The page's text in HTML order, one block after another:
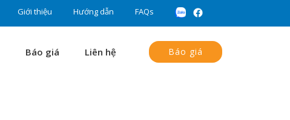
Giới thiệu Hướng dẫn FAQs
Báo giá Liên hệ Báo giá